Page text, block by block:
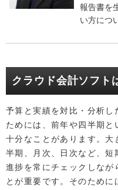
報告書を
い方につ
クラウド会計ソフト
予算と実績を対比・分析し
ためには、前年や四半期と
十分なことがあります。大
半期、月次、日次など、短
進捗を常にチェックしなが
とが重要です。そのため